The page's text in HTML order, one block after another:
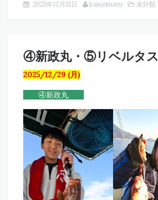
2025年12月31日 kaiseimaru 未分類
④新政丸・⑤リベルタス
2025/12/29 (月)
④新政丸